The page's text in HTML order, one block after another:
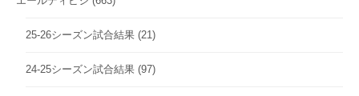
25-26シーズン試合結果 (21)
24-25シーズン試合結果 (97)